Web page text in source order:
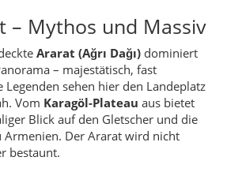
– Mythos und Massiv
Ararat (Ağrı Dağı) dominiert
– majestätisch, fast
Legenden sehen hier den Landeplatz
Vom Karagöl-Plateau aus bietet
Blick auf den Gletscher und die
Armenien. Der Ararat wird nicht
bestaunt.